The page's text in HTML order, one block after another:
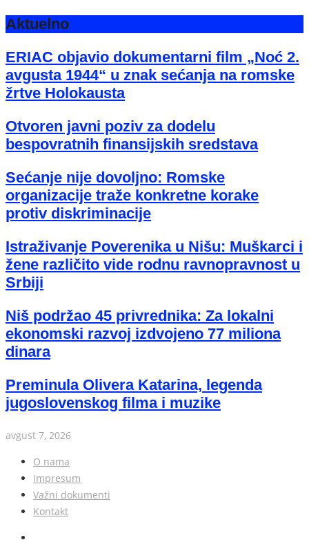
Aktuelno
ERIAC objavio dokumentarni film „Noć 2.
avgusta 1944“ u znak sećanja na romske
žrtve Holokausta
Otvoren javni poziv za dodelu
bespovratnih finansijskih sredstava
Sećanje nije dovoljno: Romske
organizacije traže konkretne korake
protiv diskriminacije
Istraživanje Poverenika u Nišu: Muškarci i
žene različito vide rodnu ravnopravnost u
Srbiji
Niš podržao 45 privrednika: Za lokalni
ekonomski razvoj izdvojeno 77 miliona
dinara
Preminula Olivera Katarina, legenda
jugoslovenskog filma i muzike
avgust 7, 2026
O nama
Impresum
Važni dokumenti
Kontakt